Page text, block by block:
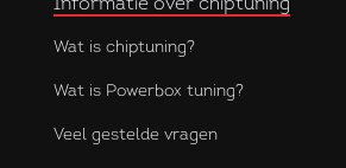
Informatie over chiptuning
Wat is chiptuning?
Wat is Powerbox tuning?
Veel gestelde vragen